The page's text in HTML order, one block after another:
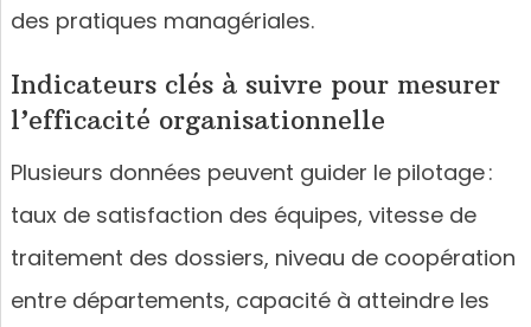
des pratiques managériales.
Indicateurs clés à suivre pour mesurer
l’efficacité organisationnelle
Plusieurs données peuvent guider le pilotage :
taux de satisfaction des équipes, vitesse de
traitement des dossiers, niveau de coopération
entre départements, capacité à atteindre les